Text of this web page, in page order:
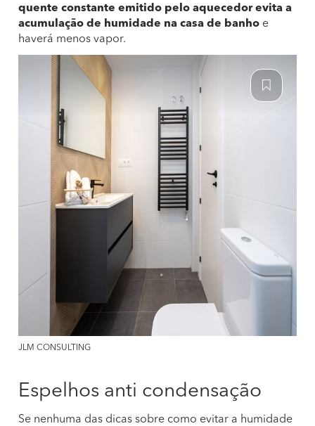
quente constante emitido pelo aquecedor evita a
acumulação de humidade na casa de banho e
haverá menos vapor.
JLM CONSULTING
Espelhos anti condensação
Se nenhuma das dicas sobre como evitar a humidade